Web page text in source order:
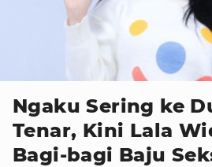
Ngaku Sering ke
Tenar, Kini Lala
Bagi-bagi Baju